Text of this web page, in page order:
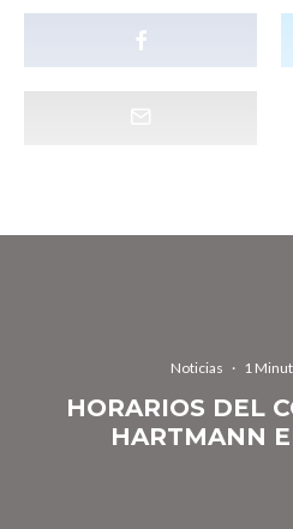
Noticias · 1
HORARIOS DEL
HARTMANN